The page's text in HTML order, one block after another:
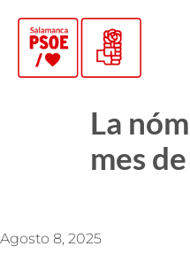
La
mes
Agosto 8, 2025